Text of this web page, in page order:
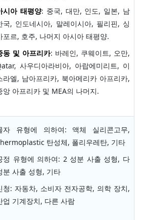
시아 태평양: 중국, 대만, 인도, 일본, 남
국, 인도네시아, 말레이시아, 필리핀, 싱
포르, 호주, 나머지 아시아 태평양.
동 및 아프리카: 바레인, 쿠웨이트, 오만,
사우디아라비아, 아랍에미리트, 이
라엘, 남아프리카, 북아메리카 아프리카,
앙 아프리카 및 MEA의 나머지.
자 유형에 의하여: 액체 실리콘고무,
탄성체, 폴리우레탄, 기타
정 유형에 의하여: 2 성분 사출 성형, 다
분 사출 성형, 기타
청: 자동차, 소비자 전자공학, 의학 장치,
업 기계장치, 다른 사람